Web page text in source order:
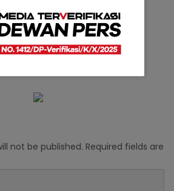
not be published. Required fields are